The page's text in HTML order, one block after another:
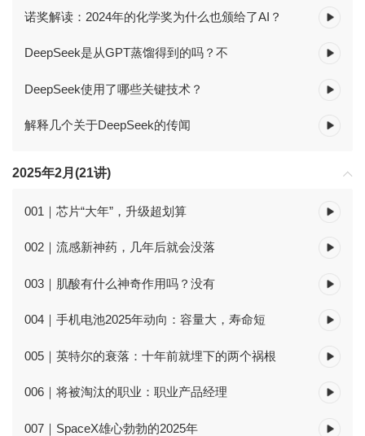
诺奖解读：2024年的化学奖为什么也颁给了AI？
DeepSeek是从GPT蒸馏得到的吗？不
DeepSeek使用了哪些关键技术？
解释几个关于DeepSeek的传闻
2025年2月(21讲)
001｜芯片“大年”，升级超划算
002｜流感新神药，几年后就会没落
003｜肌酸有什么神奇作用吗？没有
004｜手机电池2025年动向：容量大，寿命短
005｜英特尔的衰落：十年前就埋下的两个祸根
006｜将被淘汰的职业：职业产品经理
007｜SpaceX雄心勃勃的2025年